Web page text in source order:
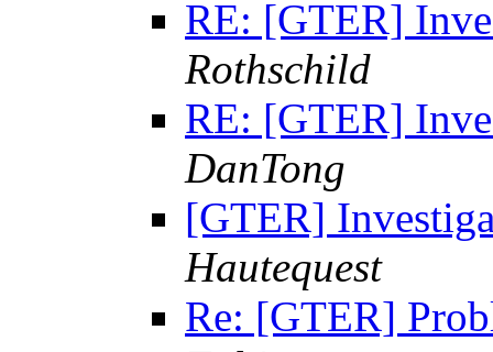
RE: [GTER]
Rothschild
RE: [GTER]
DanTong
[GTER]
Hautequest
Re: [GTER]